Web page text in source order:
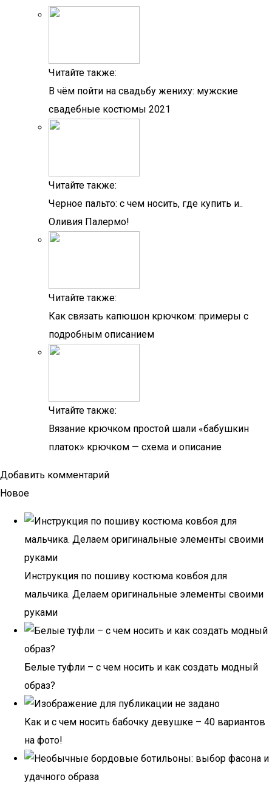
Читайте также:
В чём пойти на свадьбу жениху: мужские
свадебные костюмы 2021
Читайте также:
Черное пальто: с чем носить, где купить и..
Оливия Палермо!
Читайте также:
Как связать капюшон крючком: примеры с
подробным описанием
Читайте также:
Вязание крючком простой шали «бабушкин
платок» крючком — схема и описание
Добавить комментарий
Новое
Инструкция по пошиву костюма ковбоя для
мальчика. Делаем оригинальные элементы своими
руками
Белые туфли – с чем носить и как создать модный
образ?
Как и с чем носить бабочку девушке – 40 вариантов
на фото!